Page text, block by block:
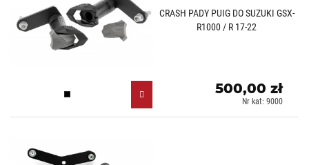
CRASH PADY PUIG DO SUZUKI GSX-
R1000 / R 17-22
Czarny (N)
500,00 zł
Nr kat: 9000